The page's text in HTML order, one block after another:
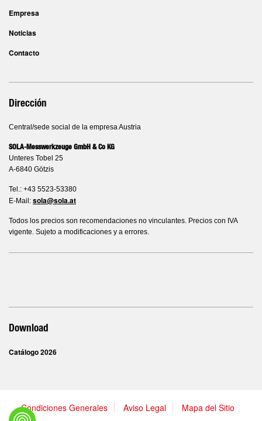
Empresa
Noticias
Contacto
Dirección
Central/sede social de la empresa Austria
SOLA-Messwerkzeuge GmbH & Co KG
Unteres Tobel 25
A-6840 Götzis
Tel.: +43 5523-53380
E-Mail: sola@sola.at
Todos los precios son recomendaciones no vinculantes. Precios con IVA
vigente. Sujeto a modificaciones y a errores.
Download
Catálogo 2026
Condiciones Generales Aviso Legal
Mapa del Sitio